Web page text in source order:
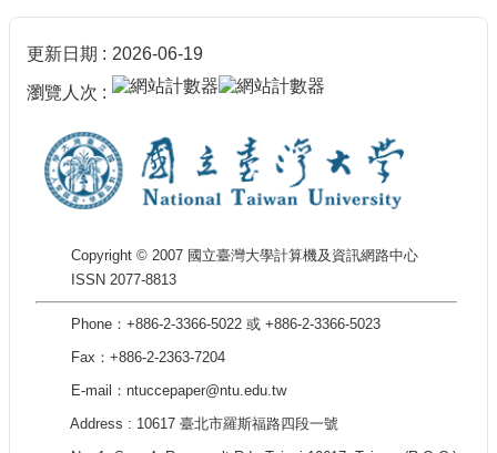
更新日期 2026-06-19
瀏覽人次
Copyright © 2007 國立臺灣大學計算機及資訊網路中心
ISSN 2077-8813
Phone：+886-2-3366-5022 或 +886-2-3366-5023
Fax：+886-2-2363-7204
E-mail：ntuccepaper@ntu.edu.tw
Address : 10617 臺北市羅斯福路四段一號